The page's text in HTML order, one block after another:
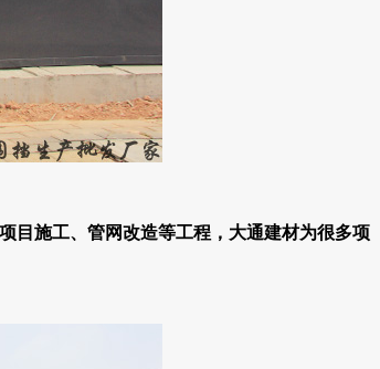
目施工、管网改造等工程，大通建材为很多项